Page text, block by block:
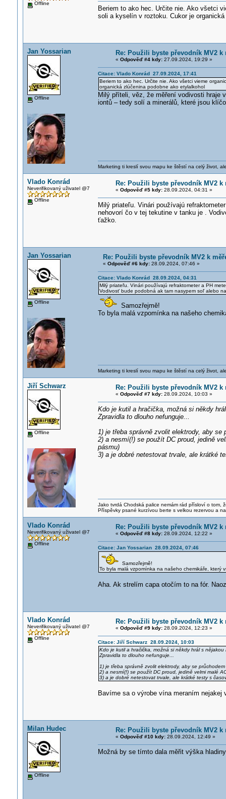
Offline
Beriem to ako hec. Určite nie. Ako všetci
soli a kyselín v roztoku. Cukor je
Jan Yossarian
Offline
Re: Použili byste převodník MV2
« Odpověď #4 kdy:27.09.2024, 19:29 »
Citace: Vlado Konrád 27.09.2024, 17:41
Beriem to ako hec. Určite nie. Ako všetci vieme
organická zlúčenina podobne ako etylalkohol
Milý příteli, věz, že měření vodivosti hraje
iontů – tedy solí a minerálů, které jsou
Marketing ti kreslí svou mapu ke štěstí na celý život,
Vlado Konrád
Neverifikovaný uživatel @7
Offline
Re: Použili byste převodník MV2
« Odpověď #5 kdy:28.09.2024, 04:31 »
Milý priateľu. Vinári používajú
nehovorí čo v tej tekutine v tanku je .
ťažko.
Jan Yossarian
Offline
Re: Použili byste převodník MV2 k
« Odpověď #6 kdy:28.09.2024, 07:46 »
Citace: Vlado Konrád 28.09.2024, 04:31
Milý priateľu. Vinári používajú refraktometer a PH
Vodivosť bude podobná ak tam nasypem soľ alebo
Samozřejmě!
To byla malá vzpomínka na našeho
Marketing ti kreslí svou mapu ke štěstí na celý život,
Jiří Schwarz
Offline
Re: Použili byste převodník MV2
« Odpověď #7 kdy:28.09.2024, 10:03 »
Kdo je kutil a hračička, možná si někdy
Zpravidla to dlouho nefunguje...
1) je třeba správně zvolit elektrody, aby se
2) a nesmí(!) se použít DC proud, jedině
pásmu)
3) a je dobré netestovat trvale, ale krátké
Jako tvrdá Chodská palice nemám rád přísloví o tom,
Příspěvky psané kurzívou berte s velkou rezervou a
Vlado Konrád
Neverifikovaný uživatel @7
Offline
Re: Použili byste převodník MV2
« Odpověď #8 kdy:28.09.2024, 12:22 »
Citace: Jan Yossarian 28.09.2024, 07:46
Samozřejmě!
To byla malá vzpomínka na našeho chemikáře, který
Aha. Ak strelím capa otočím to na fór.
Vlado Konrád
Neverifikovaný uživatel @7
Offline
Re: Použili byste převodník MV2
« Odpověď #9 kdy:28.09.2024, 12:23 »
Citace: Jiří Schwarz 28.09.2024, 10:03
Kdo je kutil a hračička, možná si někdy hrál s
Zpravidla to dlouho nefunguje...
1) je třeba správně zvolit elektrody, aby se
2) a nesmí(!) se použít DC proud, jedině velmi malé
3) a je dobré netestovat trvale, ale krátké testy s
Bavíme sa o výrobe vína meraním nejakej
Milan Hudec
Offline
Re: Použili byste převodník MV2
« Odpověď #10 kdy:28.09.2024, 12:49 »
Možná by se tímto dala měřit výška